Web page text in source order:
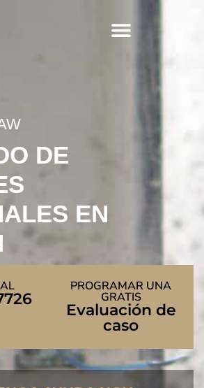
DE
EN
PROGRAMAR UNA
GRATIS
Evaluación de
caso